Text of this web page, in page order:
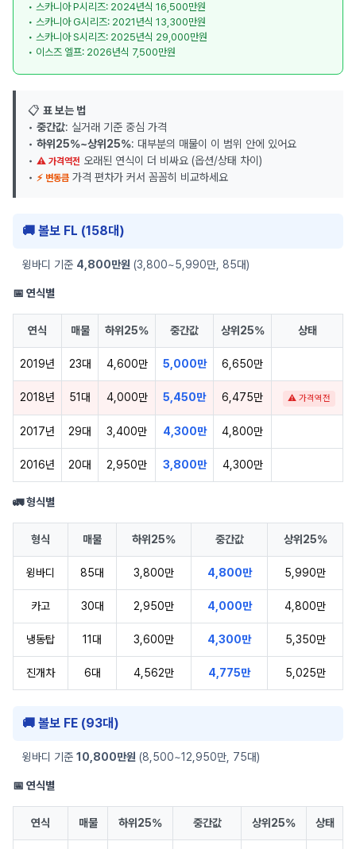
• 스카니아 P시리즈: 2024년식 16,500만원
• 스카니아 G시리즈: 2021년식 13,300만원
• 스카니아 S시리즈: 2025년식 29,000만원
• 이스즈 엘프: 2026년식 7,500만원
📋 표 보는 법
• 중간값: 실거래 기준 중심 가격
• 하위25%~상위25%: 대부분의 매물이 이 범위 안에 있어요
• ⚠ 가격역전 오래된 연식이 더 비싸요 (옵션/상태 차이)
• ⚡ 변동큼 가격 편차가 커서 꼼꼼히 비교하세요
🚚 볼보 FL (158대)
윙바디 기준 4,800만원 (3,800~5,990만, 85대)
📅 연식별
연식 매물 하위25% 중간값 상위25% 상태
2019년 23대 4,600만 5,000만 6,650만
2018년 51대 4,000만 5,450만 6,475만 ⚠ 가격역전
2017년 29대 3,400만 4,300만 4,800만
2016년 20대 2,950만 3,800만 4,300만
🚛 형식별
형식 매물 하위25% 중간값 상위25%
윙바디 85대 3,800만 4,800만 5,990만
카고 30대 2,950만 4,000만 4,800만
냉동탑 11대 3,600만 4,300만 5,350만
진개차 6대 4,562만 4,775만 5,025만
🚚 볼보 FE (93대)
윙바디 기준 10,800만원 (8,500~12,950만, 75대)
📅 연식별
연식 매물 하위25% 중간값 상위25% 상태